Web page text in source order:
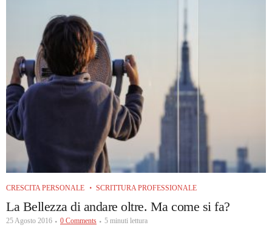
CRESCITA PERSONALE SCRITTURA PROFESSIONALE
La Bellezza di andare oltre. Ma come si fa?
25 Agosto 2016 0 Comments 5 minuti lettura